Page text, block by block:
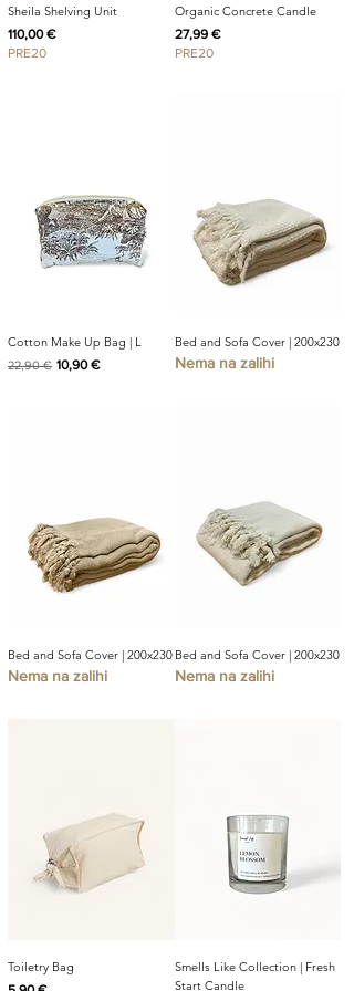
Sheila Shelving Unit
Cijena
110,00 €
PRE20
Organic Concrete Candle
Cijena
27,99 €
PRE20
Cotton Make Up Bag | L
Redovna cijena
22,90 € Cijena s popustom
10,90 €
Bed and Sofa Cover | 200x230
Nema na zalihi
Bed and Sofa Cover | 200x230
Nema na zalihi
Bed and Sofa Cover | 200x230
Nema na zalihi
Toiletry Bag
Smells Like Collection | Fresh
Start Candle